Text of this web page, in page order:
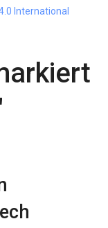
International